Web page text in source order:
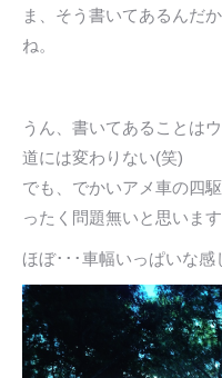
ま、そう書いてあるんだ
ね。
うん、書いてあることは
道には変わりない(笑)
でも、でかいアメ車の四
ったく問題無いと思います
ほぼ･･･車幅いっぱいな感